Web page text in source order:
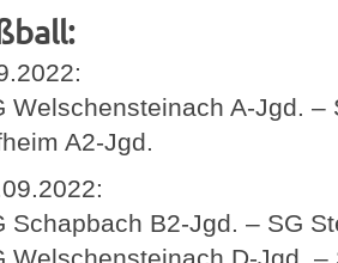
Welschensteinach A-Jgd. –
A2-Jgd.
Schapbach B2-Jgd. – SG